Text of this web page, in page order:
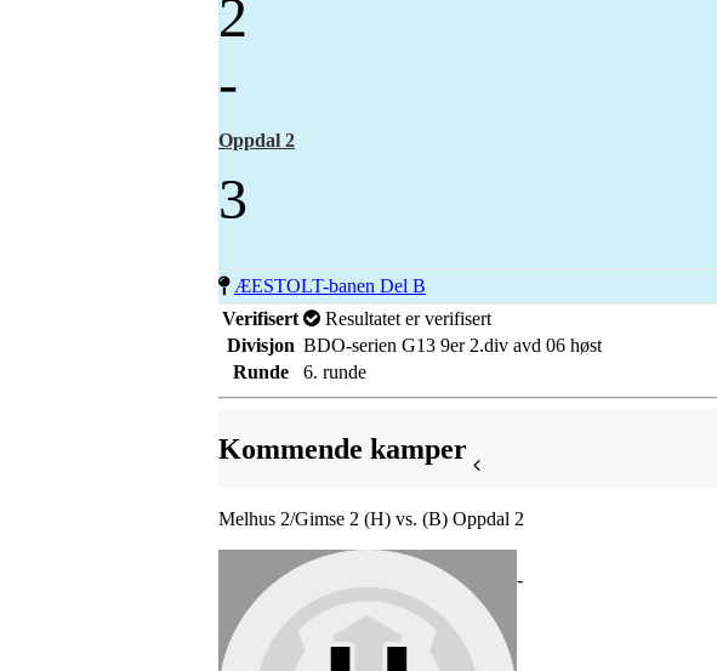
2
-
Oppdal 2
3
ÆESTOLT-banen Del B
Verifisert
Resultatet er verifisert
Divisjon BDO-serien G13 9er 2.div avd 06 høst
Runde
6. runde
Kommende kamper
Melhus 2/Gimse 2 (H) vs. (B) Oppdal 2
-